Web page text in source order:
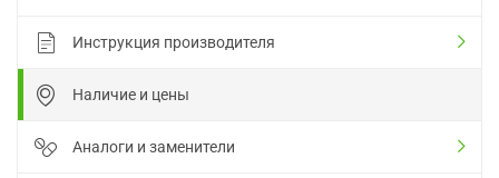
Инструкция производителя
Наличие и цены
Аналоги и заменители